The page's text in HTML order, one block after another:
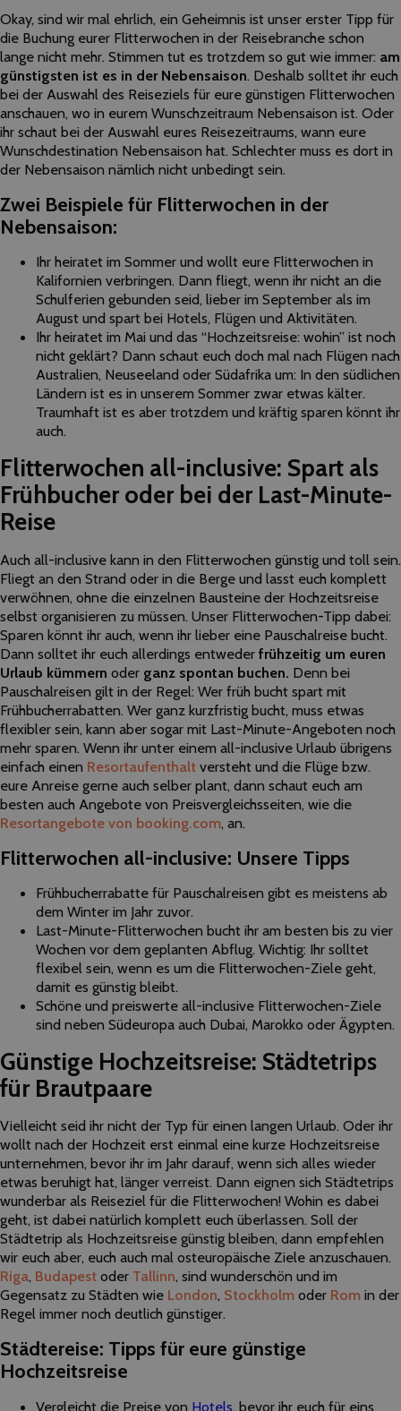
Okay, sind wir mal ehrlich, ein Geheimnis ist unser erster Tipp für
die Buchung eurer Flitterwochen in der Reisebranche schon
lange nicht mehr. Stimmen tut es trotzdem so gut wie immer: am
günstigsten ist es in der Nebensaison. Deshalb solltet ihr euch
bei der Auswahl des Reiseziels für eure günstigen Flitterwochen
anschauen, wo in eurem Wunschzeitraum Nebensaison ist. Oder
ihr schaut bei der Auswahl eures Reisezeitraums, wann eure
Wunschdestination Nebensaison hat. Schlechter muss es dort in
der Nebensaison nämlich nicht unbedingt sein.
Zwei Beispiele für Flitterwochen in der
Nebensaison:
Ihr heiratet im Sommer und wollt eure Flitterwochen in
Kalifornien verbringen. Dann fliegt, wenn ihr nicht an die
Schulferien gebunden seid, lieber im September als im
August und spart bei Hotels, Flügen und Aktivitäten.
Ihr heiratet im Mai und das “Hochzeitsreise: wohin” ist noch
nicht geklärt? Dann schaut euch doch mal nach Flügen nach
Australien, Neuseeland oder Südafrika um: In den südlichen
Ländern ist es in unserem Sommer zwar etwas kälter.
Traumhaft ist es aber trotzdem und kräftig sparen könnt ihr
auch.
Flitterwochen all-inclusive: Spart als
Frühbucher oder bei der Last-Minute-
Reise
Auch all-inclusive kann in den Flitterwochen günstig und toll sein.
Fliegt an den Strand oder in die Berge und lasst euch komplett
verwöhnen, ohne die einzelnen Bausteine der Hochzeitsreise
selbst organisieren zu müssen. Unser Flitterwochen-Tipp dabei:
Sparen könnt ihr auch, wenn ihr lieber eine Pauschalreise bucht.
Dann solltet ihr euch allerdings entweder frühzeitig um euren
Urlaub kümmern oder ganz spontan buchen. Denn bei
Pauschalreisen gilt in der Regel: Wer früh bucht spart mit
Frühbucherrabatten. Wer ganz kurzfristig bucht, muss etwas
flexibler sein, kann aber sogar mit Last-Minute-Angeboten noch
mehr sparen. Wenn ihr unter einem all-inclusive Urlaub übrigens
einfach einen Resortaufenthalt versteht und die Flüge bzw.
eure Anreise gerne auch selber plant, dann schaut euch am
besten auch Angebote von Preisvergleichsseiten, wie die
Resortangebote von booking.com, an.
Flitterwochen all-inclusive: Unsere Tipps
Frühbucherrabatte für Pauschalreisen gibt es meistens ab
dem Winter im Jahr zuvor.
Last-Minute-Flitterwochen bucht ihr am besten bis zu vier
Wochen vor dem geplanten Abflug. Wichtig: Ihr solltet
flexibel sein, wenn es um die Flitterwochen-Ziele geht,
damit es günstig bleibt.
Schöne und preiswerte all-inclusive Flitterwochen-Ziele
sind neben Südeuropa auch Dubai, Marokko oder Ägypten.
Günstige Hochzeitsreise: Städtetrips
für Brautpaare
Vielleicht seid ihr nicht der Typ für einen langen Urlaub. Oder ihr
wollt nach der Hochzeit erst einmal eine kurze Hochzeitsreise
unternehmen, bevor ihr im Jahr darauf, wenn sich alles wieder
etwas beruhigt hat, länger verreist. Dann eignen sich Städtetrips
wunderbar als Reiseziel für die Flitterwochen! Wohin es dabei
geht, ist dabei natürlich komplett euch überlassen. Soll der
Städtetrip als Hochzeitsreise günstig bleiben, dann empfehlen
wir euch aber, euch auch mal osteuropäische Ziele anzuschauen.
Riga, Budapest oder Tallinn, sind wunderschön und im
Gegensatz zu Städten wie London, Stockholm oder Rom in der
Regel immer noch deutlich günstiger.
Städtereise: Tipps für eure günstige
Hochzeitsreise
Vergleicht die Preise von Hotels, bevor ihr euch für eins